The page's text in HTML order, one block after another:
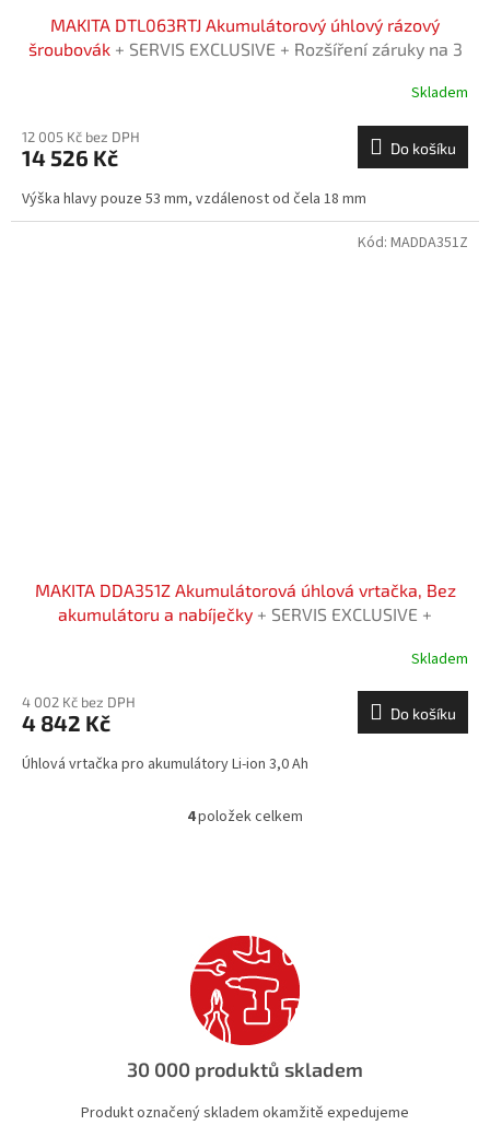
MAKITA DTL063RTJ Akumulátorový úhlový rázový
šroubovák + SERVIS EXCLUSIVE + Rozšíření záruky na 3
Skladem
12 005 Kč bez DPH
14 526 Kč Do košíku
Výška hlavy pouze 53 mm, vzdálenost od čela 18 mm
MAKITA DDA351Z Akumulátorová úhlová vrtačka, Bez
akumulátoru a nabíječky + SERVIS EXCLUSIVE +
Skladem
4 002 Kč bez DPH
4 842 Kč Do košíku
Úhlová vrtačka pro akumulátory Li-ion 3,0 Ah
Kód: MADDA351Z
O
c
í
p
r
v
y
ý
4položek celkem
30 000 produktů skladem
Produkt označený skladem okamžitě expedujeme